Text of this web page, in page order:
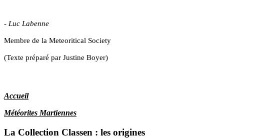
- Luc Labenne
Membre de la Meteoritical Society
(Texte préparé par Justine Boyer)
Accueil
Météorites Martiennes
La Collection Classen : les origines